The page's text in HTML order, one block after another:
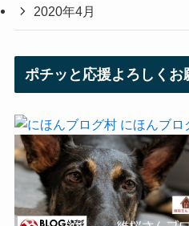
2020年4月
ポチッと応援よろしくお